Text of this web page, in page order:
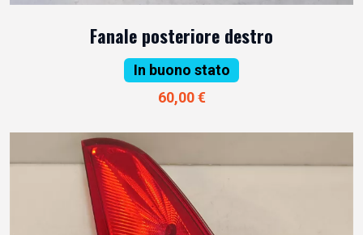
Fanale posteriore destro
In buono stato
60,00 €